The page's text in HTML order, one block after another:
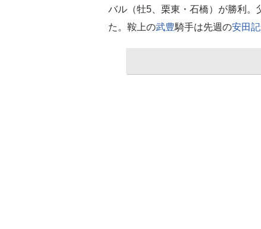
バル（牡5、栗東・石橋）が勝利。
た。鞍上の武豊騎手は先週の安田